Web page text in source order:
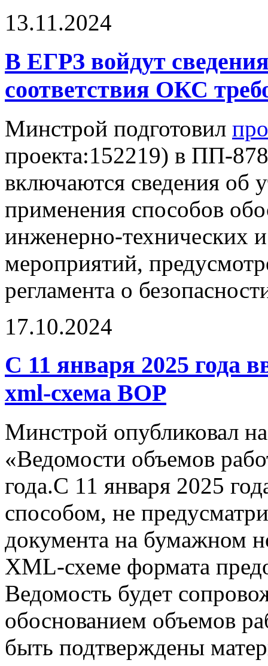
13.11.2024
В ЕГРЗ войдут
соответствия ОКС
Минстрой подготовил
проекта:152219) в ПП-
включаются сведения об
применения способов
инженерно-технических
мероприятий,
регламента о
17.10.2024
С 11 января 2025 года
xml-схема ВОР
Минстрой опубликовал
«Ведомости объемов
года.С 11 января 2025
способом, не
документа на бумажном
XML-схеме формата
Ведомость будет
обоснованием объемов
быть подтверждены